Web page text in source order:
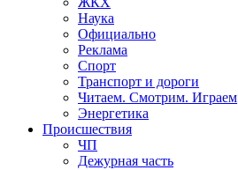
Наука
Официально
Реклама
Спорт
Транспорт и дороги
Читаем. Смотрим. Играем
Энергетика
Происшествия
ЧП
Дежурная часть